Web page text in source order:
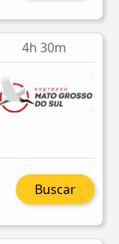
4h 30m
Buscar